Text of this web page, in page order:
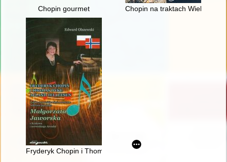
Chopin gourmet Chopin na traktach
Fryderyk Chopin i Thomas Dyke Acland Tellefsen. Polsko-